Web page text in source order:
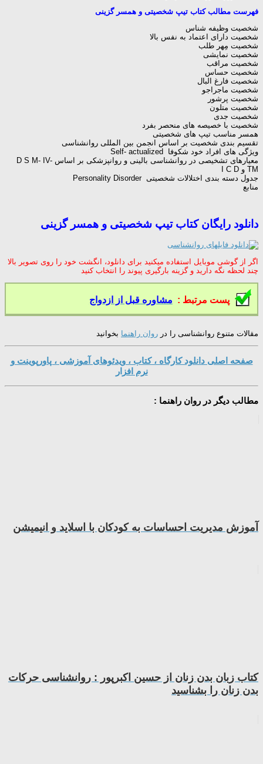
فهرست مطالب کتاب تیپ شخصیتی و همسر گزینی
شخصیت وظیفه شناس
شخصیت دارای اعتماد به نفس بالا
شخصیت مِهر طلب
شخصیت نمایشی
شخصیت مراقب
شخصیت حساس
شخصیت فارغ البال
شخصیت ماجراجو
شخصیت پرشور
شخصیت متلون
شخصیت جدی
شخصیت با خصیصه های منحصر بفرد
همسر مناسب تیپ های شخصیتی
تقسیم بندی شخصیت بر اساس انجمن بین المللی روانشناسی
ویژگی های افراد خود شكوفا Self- actualized
معیارهای تشخیصی در روانشناسی بالینی و روانپزشكی بر اساس D S M- IV-
TM و I C D
جدول دسته بندی اختلالات شخصیتی Personality Disorder
منابع
دانلود رایگان کتاب تیپ شخصیتی و همسر گزینی
اگر از گوشی موبایل استفاده میکنید برای دانلود، انگشت خود را روی تصویر بالا
چند لحظه نگه دارید و گزینه بارگیری پیوند را انتخاب کنید
پست مرتبط : مشاوره قبل از ازدواج
مقالات متنوع روانشناسی را در روان راهنما بخوانید
صفحه اصلی دانلود کارگاه ، کتاب ، ویدئوهای آموزشی ، پاورپوینت و
نرم افزار
مطالب دیگر در روان راهنما :
آموزش مدیریت احساسات به کودکان با اسلاید و انیمیشن
کتاب زبان بدن زنان از حسین اکبرپور : روانشناسی حرکات
بدن زنان را بشناسید